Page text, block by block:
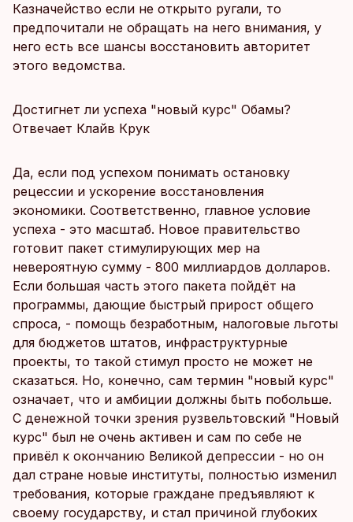
Казначейство если не открыто ругали, то
предпочитали не обращать на него внимания, у
него есть все шансы восстановить авторитет
этого ведомства.
Достигнет ли успеха "новый курс" Обамы?
Отвечает Клайв Крук
Да, если под успехом понимать остановку
рецессии и ускорение восстановления
экономики. Соответственно, главное условие
успеха - это масштаб. Новое правительство
готовит пакет стимулирующих мер на
невероятную сумму - 800 миллиардов долларов.
Если большая часть этого пакета пойдёт на
программы, дающие быстрый прирост общего
спроса, - помощь безработным, налоговые льготы
для бюджетов штатов, инфраструктурные
проекты, то такой стимул просто не может не
сказаться. Но, конечно, сам термин "новый курс"
означает, что и амбиции должны быть побольше.
С денежной точки зрения рузвельтовский "Новый
курс" был не очень активен и сам по себе не
привёл к окончанию Великой депрессии - но он
дал стране новые институты, полностью изменил
требования, которые граждане предъявляют к
своему государству, и стал причиной глубоких